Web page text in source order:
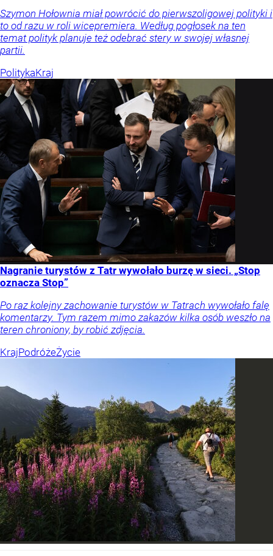
Szymon Hołownia miał powrócić do pierwszoligowej polityki i
to od razu w roli wicepremiera. Według pogłosek na ten
temat polityk planuje też odebrać stery w swojej własnej
partii.
PolitykaKraj
Nagranie turystów z Tatr wywołało burzę w sieci. „Stop
oznacza Stop”
Po raz kolejny zachowanie turystów w Tatrach wywołało falę
komentarzy. Tym razem mimo zakazów kilka osób weszło na
teren chroniony, by robić zdjęcia.
KrajPodróżeŻycie